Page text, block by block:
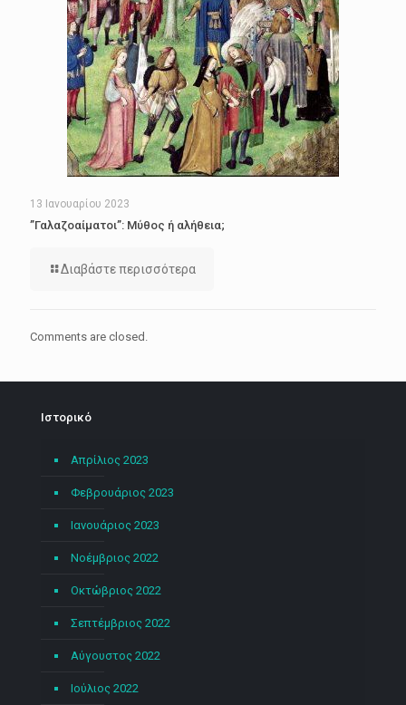
13 Ιανουαρίου 2023
”Γαλαζοαίματοι”: Μύθος ή αλήθεια;
Διαβάστε περισσότερα
Comments are closed.
Ιστορικό
Απρίλιος 2023
Φεβρουάριος 2023
Ιανουάριος 2023
Νοέμβριος 2022
Οκτώβριος 2022
Σεπτέμβριος 2022
Αύγουστος 2022
Ιούλιος 2022